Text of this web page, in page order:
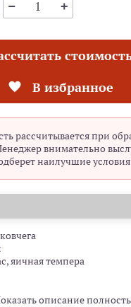
В избранное
рассчитывается при
внимательно
наилучшие условия
яичная темпера
с Богомладенцем
описание